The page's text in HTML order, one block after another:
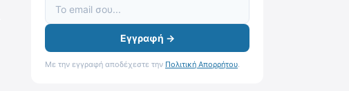
Εγγραφή →
Με την εγγραφή αποδέχεστε την Πολιτική Απορρήτου.